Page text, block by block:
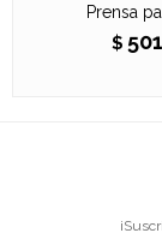
Prensa
$ 501